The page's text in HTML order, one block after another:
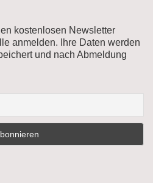
kostenlosen Newsletter
anmelden. Ihre Daten werden
und nach Abmeldung